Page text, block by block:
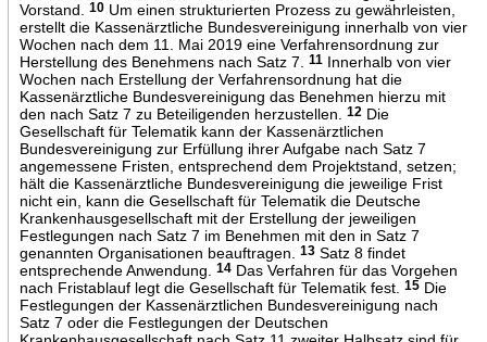
Vorstand.
10Um einen strukturierten Prozess zu gewährleisten,
erstellt die Kassenärztliche Bundesvereinigung innerhalb von vier
Wochen nach dem 11. Mai 2019 eine Verfahrensordnung zur
Herstellung des Benehmens nach Satz 7.
11Innerhalb von vier
Wochen nach Erstellung der Verfahrensordnung hat die
Kassenärztliche Bundesvereinigung das Benehmen hierzu mit
den nach Satz 7 zu Beteiligenden herzustellen.
12Die
Gesellschaft für Telematik kann der Kassenärztlichen
Bundesvereinigung zur Erfüllung ihrer Aufgabe nach Satz 7
angemessene Fristen, entsprechend dem Projektstand, setzen;
hält die Kassenärztliche Bundesvereinigung die jeweilige Frist
nicht ein, kann die Gesellschaft für Telematik die Deutsche
Krankenhausgesellschaft mit der Erstellung der jeweiligen
Festlegungen nach Satz 7 im Benehmen mit den in Satz 7
genannten Organisationen beauftragen.
13Satz 8 findet
entsprechende Anwendung.
14Das Verfahren für das Vorgehen
nach Fristablauf legt die Gesellschaft für Telematik fest.
15Die
Festlegungen der Kassenärztlichen Bundesvereinigung nach
Satz 7 oder die Festlegungen der Deutschen